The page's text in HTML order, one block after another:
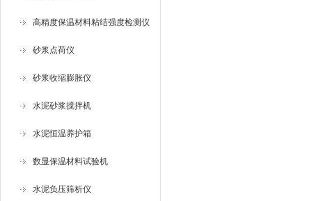
高精度保温材料粘结强度检测仪
砂浆点荷仪
砂浆收缩膨胀仪
水泥砂浆搅拌机
水泥恒温养护箱
数显保温材料试验机
水泥负压筛析仪